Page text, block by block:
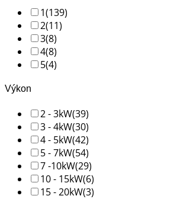
1(139)
2(11)
3(8)
4(8)
5(4)
Výkon
2 - 3kW(39)
3 - 4kW(30)
4 - 5kW(42)
5 - 7kW(54)
7 -10kW(29)
10 - 15kW(6)
15 - 20kW(3)